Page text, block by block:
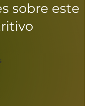
sobre este